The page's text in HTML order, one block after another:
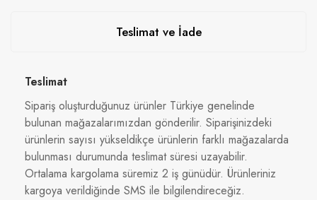
Teslimat ve İade
Teslimat
Sipariş oluşturduğunuz ürünler Türkiye genelinde
bulunan mağazalarımızdan gönderilir. Siparişinizdeki
ürünlerin sayısı yükseldikçe ürünlerin farklı mağazalarda
bulunması durumunda teslimat süresi uzayabilir.
Ortalama kargolama süremiz 2 iş günüdür. Ürünleriniz
kargoya verildiğinde SMS ile bilgilendireceğiz.